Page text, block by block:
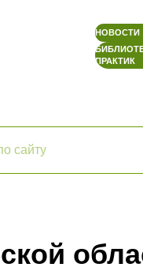
НОВОСТИ
ПРАКТИК